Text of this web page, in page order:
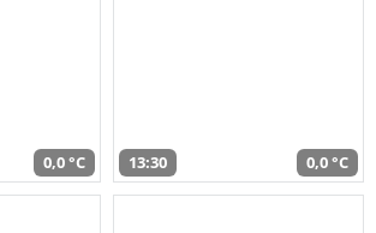
0,0 °C 13:30 0,0 °C